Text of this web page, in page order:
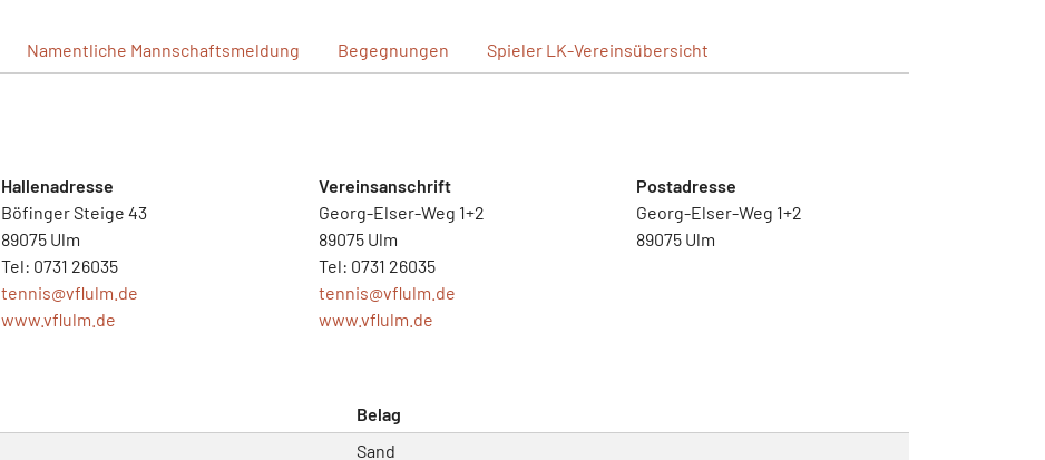
Namentliche Mannschaftsmeldung Begegnungen Spieler LK-Vereinsübersicht
Hallenadresse
Böfinger Steige 43
89075 Ulm
Tel: 0731 26035
tennis@vflulm.de
www.vflulm.de
Vereinsanschrift
Georg-Elser-Weg 1+2
89075 Ulm
Tel: 0731 26035
tennis@vflulm.de
www.vflulm.de
Postadresse
Georg-Elser-Weg 1+2
89075 Ulm
Belag
Sand